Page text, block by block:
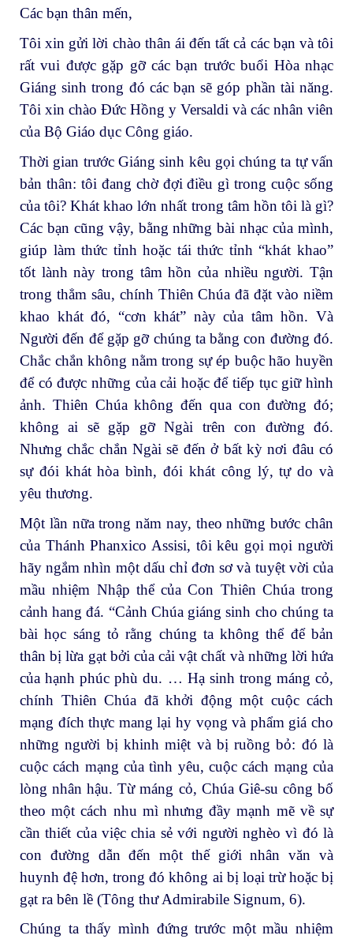
Các bạn thân mến,
Tôi xin gửi lời chào thân ái đến tất cả các bạn và tôi
rất vui được gặp gỡ các bạn trước buổi Hòa nhạc
Giáng sinh trong đó các bạn sẽ góp phần tài năng.
Tôi xin chào Đức Hồng y Versaldi và các nhân viên
của Bộ Giáo dục Công giáo.
Thời gian trước Giáng sinh kêu gọi chúng ta tự vấn
bản thân: tôi đang chờ đợi điều gì trong cuộc sống
của tôi? Khát khao lớn nhất trong tâm hồn tôi là gì?
Các bạn cũng vậy, bằng những bài nhạc của mình,
giúp làm thức tỉnh hoặc tái thức tỉnh “khát khao”
tốt lành này trong tâm hồn của nhiều người. Tận
trong thẳm sâu, chính Thiên Chúa đã đặt vào niềm
khao khát đó, “cơn khát” này của tâm hồn. Và
Người đến để gặp gỡ chúng ta bằng con đường đó.
Chắc chắn không nằm trong sự ép buộc hão huyền
để có được những của cải hoặc để tiếp tục giữ hình
ảnh. Thiên Chúa không đến qua con đường đó;
không ai sẽ gặp gỡ Ngài trên con đường đó.
Nhưng chắc chắn Ngài sẽ đến ở bất kỳ nơi đâu có
sự đói khát hòa bình, đói khát công lý, tự do và
yêu thương.
Một lần nữa trong năm nay, theo những bước chân
của Thánh Phanxico Assisi, tôi kêu gọi mọi người
hãy ngắm nhìn một dấu chỉ đơn sơ và tuyệt vời của
mầu nhiệm Nhập thể của Con Thiên Chúa trong
cảnh hang đá. “Cảnh Chúa giáng sinh cho chúng ta
bài học sáng tỏ rằng chúng ta không thể để bản
thân bị lừa gạt bởi của cải vật chất và những lời hứa
của hạnh phúc phù du. … Hạ sinh trong máng cỏ,
chính Thiên Chúa đã khởi động một cuộc cách
mạng đích thực mang lại hy vọng và phẩm giá cho
những người bị khinh miệt và bị ruồng bỏ: đó là
cuộc cách mạng của tình yêu, cuộc cách mạng của
lòng nhân hậu. Từ máng cỏ, Chúa Giê-su công bố
theo một cách nhu mì nhưng đầy mạnh mẽ về sự
cần thiết của việc chia sẻ với người nghèo vì đó là
con đường dẫn đến một thế giới nhân văn và
huynh đệ hơn, trong đó không ai bị loại trừ hoặc bị
gạt ra bên lề (Tông thư Admirabile Signum, 6).
Chúng ta thấy mình đứng trước một mầu nhiệm